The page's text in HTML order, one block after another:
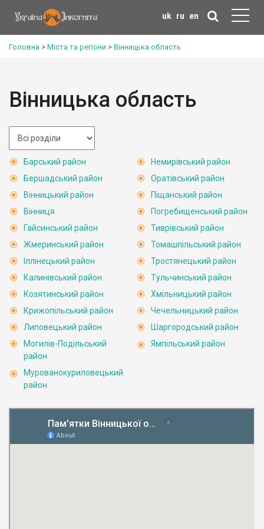
uk ru en
Головна > Міста та регіони > Вінницька область
Вінницька область
Барський район
Бершадський район
Вінницький район
Вінниця
Гайсинський район
Жмеринський район
Іллінецький район
Калинівський район
Козятинський район
Крижопільський район
Липовецький район
Могилів-Подільський
район
Мурованокуриловецький
район
Немирівський район
Оратівський район
Піщанський район
Погребищенський район
Тиврівський район
Томашпільський район
Тростянецький район
Тульчинський район
Хмільницький район
Чечельницький район
Шаргородський район
Ямпільський район